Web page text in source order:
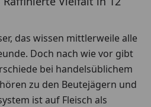
das wissen mittlerweile alle
Doch nach wie vor gibt
bei handelsüblichem
zu den Beutejägern und
ist auf Fleisch als